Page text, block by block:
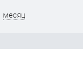
месяц